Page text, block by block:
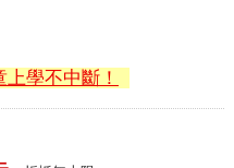
學不中斷！